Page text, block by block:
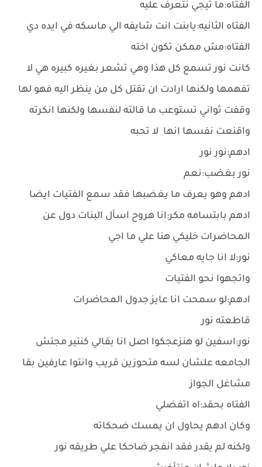
الفتاه:ما تيجي نتعرف عليه
الفتاه الثانيه:يابنت انت شايفه الي ماسكه في ايده دي
الفتاه:مش ممكن تكون اخته
كانت نور تسمع كل هذا وهي تشعر بغيره كبيره هي لا
تفهمها ولكنها ارادت ان تقتل كل من ينظر اليه فهو لها
وقفت ثواني تستوعب ما قالته لنفسها ولكنها انكرته
واقنعت نفسها انها لا تحبه
ادهم:نور نور
نور بغضب:نعم
ادهم وهو يعرف ما يغضبها فقد سمع الفتيات ايضا
ادهم بابتسامه مكر:انا هروح اسأل البنات دول عن
المحاضرات خليكي هنا علي ما اجي
نور:لا انا جايه معاكي
واتجهوا نحو الفتيات
ادهم:لو سمحت انا عايز جدول المحاضرات
قاطعته نور
نور:اسفين لو هنزعجكوا اصل انا بقالي كنتير مجتش
الجامعه علشان لسه متحوزين قريب وانتوا عارفين بقا
مشاغل الجواز
الفتاه بحقد:اه اتفضلي
وكان ادهم يحاول ان يمسك ضحكاته
ولكنه لم يقدر فقد انفجر ضاحكا علي طريقه نور